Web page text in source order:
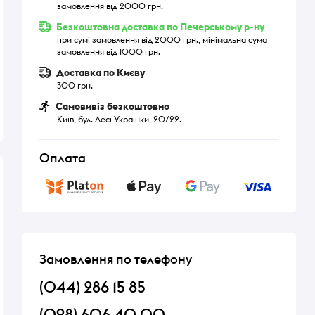
замовлення від 2000 грн.
Безкоштовна доставка по Печерському р-ну
при сумі замовлення від 2000 грн., мінімальна сума
замовлення від 1000 грн.
Доставка по Києву
300 грн.
Самовивіз безкоштовно
Київ, бул. Лесі Українки, 20/22.
Оплата
Замовлення по телефону
(044) 286 15 85